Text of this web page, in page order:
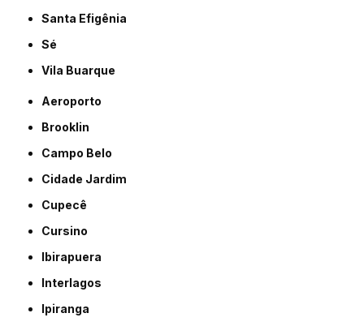
Santa Efigênia
Sé
Vila Buarque
Aeroporto
Brooklin
Campo Belo
Cidade Jardim
Cupecê
Cursino
Ibirapuera
Interlagos
Ipiranga